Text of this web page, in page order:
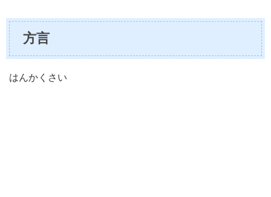
方言
はんかくさい